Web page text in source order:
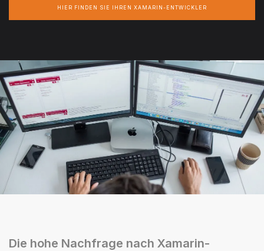
HIER FINDEN SIE IHREN XAMARIN-ENTWICKLER
Die hohe Nachfrage nach Xamarin-